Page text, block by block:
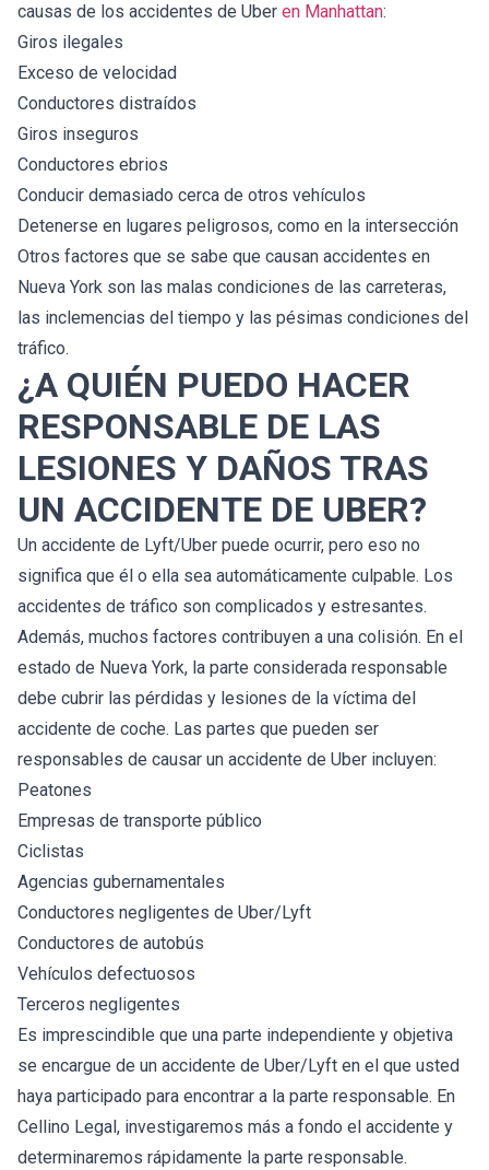
causas de los accidentes de Uber en Manhattan:
Giros ilegales
Exceso de velocidad
Conductores distraídos
Giros inseguros
Conductores ebrios
Conducir demasiado cerca de otros vehículos
Detenerse en lugares peligrosos, como en la intersección
Otros factores que se sabe que causan accidentes en
Nueva York son las malas condiciones de las carreteras,
las inclemencias del tiempo y las pésimas condiciones del
tráfico.
¿A QUIÉN PUEDO HACER
RESPONSABLE DE LAS
LESIONES Y DAÑOS TRAS
UN ACCIDENTE DE UBER?
Un accidente de Lyft/Uber puede ocurrir, pero eso no
significa que él o ella sea automáticamente culpable. Los
accidentes de tráfico son complicados y estresantes.
Además, muchos factores contribuyen a una colisión. En el
estado de Nueva York, la parte considerada responsable
debe cubrir las pérdidas y lesiones de la víctima del
accidente de coche. Las partes que pueden ser
responsables de causar un accidente de Uber incluyen:
Peatones
Empresas de transporte público
Ciclistas
Agencias gubernamentales
Conductores negligentes de Uber/Lyft
Conductores de autobús
Vehículos defectuosos
Terceros negligentes
Es imprescindible que una parte independiente y objetiva
se encargue de un accidente de Uber/Lyft en el que usted
haya participado para encontrar a la parte responsable. En
Cellino Legal, investigaremos más a fondo el accidente y
determinaremos rápidamente la parte responsable.